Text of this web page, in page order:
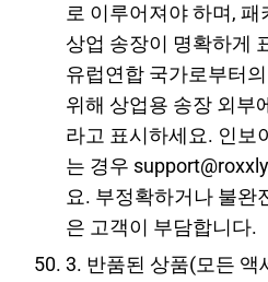
로 이루어져야 하며, 패
상업 송장이 명확하게
유럽연합 국가로부터
위해 상업용 송장 외부
라고 표시하세요. 인보
는 경우
요. 부정확하거나 불완
은 고객이 부담합니다.
3. 반품된 상품(모든